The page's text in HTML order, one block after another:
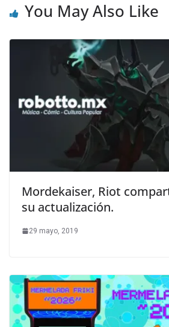
You May Also Like
Mordekaiser, Riot
su actualización.
29 mayo, 2019